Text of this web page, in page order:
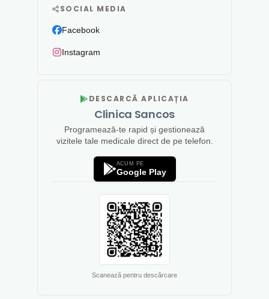
SOCIAL MEDIA
Facebook
Instagram
DESCARCĂ APLICAȚIA
Clinica Sancos
Programează-te rapid și gestionează
vizitele tale medicale direct de pe telefon.
ACUM PE
Google Play
Scanează pentru descărcare